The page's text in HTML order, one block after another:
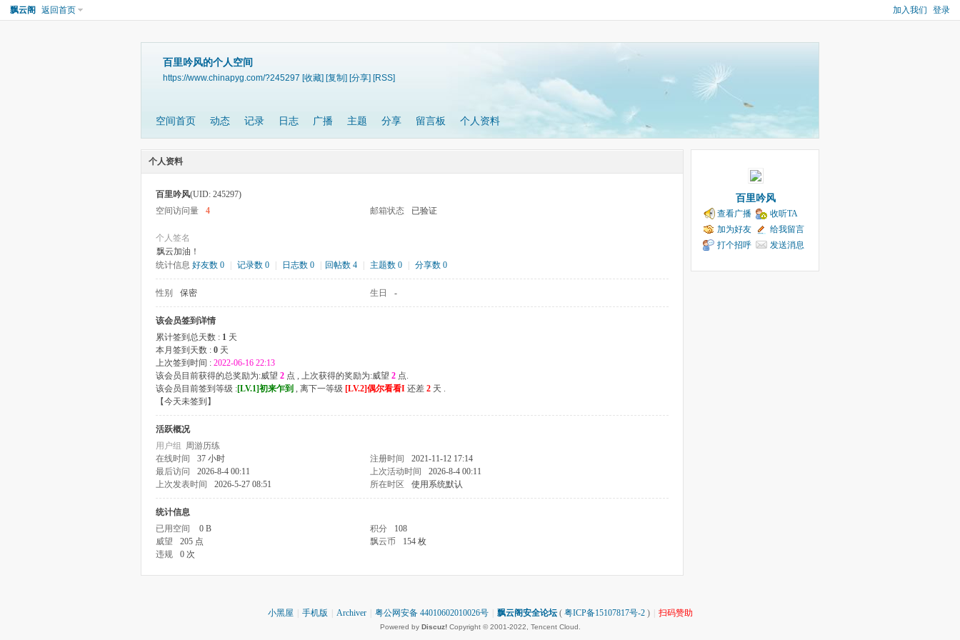
加入我们 登录
飘云阁 返回首页
百里吟风的个人空间
https://www.chinapyg.com/?245297 [收藏] [复制] [分享] [RSS]
空间首页 动态 记录 日志 广播 主题 分享 留言板 个人资料
个人资料
百里吟风(UID: 245297)
空间访问量
4 邮箱状态 已验证
个人签名
飘云加油！
统计信息 好友数 0 记录数 0 日志数 0 回帖数 4 主题数 0 分享数 0
性别 保密 生日 -
该会员签到详情
累计签到总天数 : 1 天
本月签到天数 : 0 天
上次签到时间 : 2022-06-16 22:13
该会员目前获得的总奖励为:威望 2 点 , 上次获得的奖励为:威望 2 点.
该会员目前签到等级 :[LV.1]初来乍到 , 离下一等级 [LV.2]偶尔看看I 还差 2 天 .
【今天未签到 】
活跃概况
用户组 周游历练
在线时间
37 小时 注册时间
2021-11-12 17:14
最后访问
2026-8-4 00:11 上次活动时间
2026-8-4 00:11
上次发表时间
2026-5-27 08:51 所在时区 使用系统默认
统计信息
已用空间
0 B 积分
108
威望
205 点 飘云币
154 枚
违规
0 次
百里吟风
查看广播
收听TA
加为好友
给我留言
打个招呼
发送消息
小黑屋 手机版 Archiver 粤公网安备 44010602010026号 飘云阁安全论坛( 粤ICP备15107817号-2) 扫码赞助
Powered by Discuz!Copyright © 2001-2022, Tencent Cloud.